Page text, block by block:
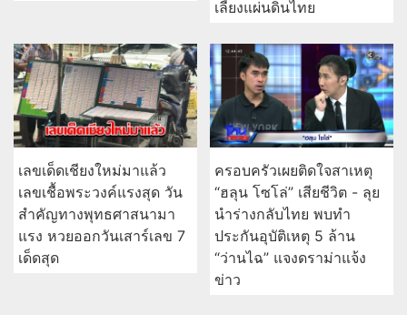
เด็ดสุด
นำร่างกลับไทย พบทำ
“ว่านไฉ” แจงดราม่าแจ้ง
ข่าว
อ่านต่อทั้งหมด
การเมือง